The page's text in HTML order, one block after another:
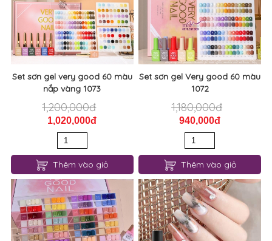
Set sơn gel very good 60 màu
nắp vàng 1073
1,200,000đ
1,020,000đ
Thêm vào giỏ
Set sơn gel Very good 60 màu
1072
1,180,000đ
940,000đ
Thêm vào giỏ